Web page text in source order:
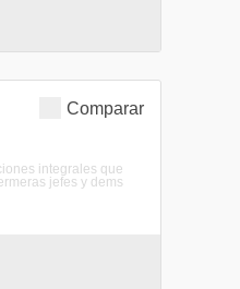
Comparar
integrales que
jefes y dems